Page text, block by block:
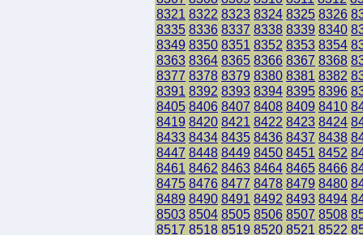
8321 8322 8323 8324 8325 8326
8335 8336 8337 8338 8339 8340
8349 8350 8351 8352 8353 8354
8363 8364 8365 8366 8367 8368
8377 8378 8379 8380 8381 8382
8391 8392 8393 8394 8395 8396
8405 8406 8407 8408 8409 8410
8419 8420 8421 8422 8423 8424
8433 8434 8435 8436 8437 8438
8447 8448 8449 8450 8451 8452
8461 8462 8463 8464 8465 8466
8475 8476 8477 8478 8479 8480
8489 8490 8491 8492 8493 8494
8503 8504 8505 8506 8507 8508
8517 8518 8519 8520 8521 8522